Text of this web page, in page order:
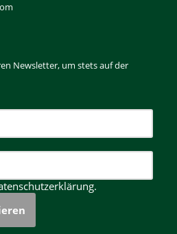
Newsletter, um stets auf der